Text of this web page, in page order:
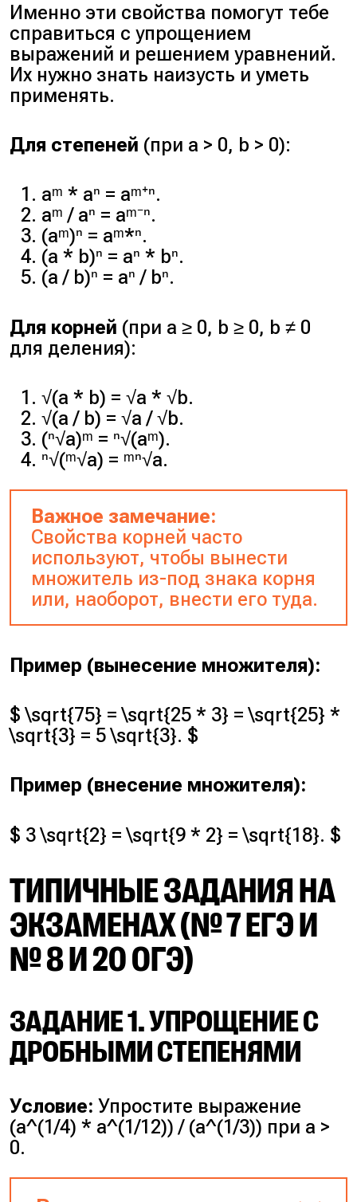
Именно эти свойства помогут тебе
справиться с упрощением
выражений и решением уравнений.
Их нужно знать наизусть и уметь
применять.
Для степеней (при a > 0, b > 0):
aᵐ * aⁿ = aᵐ⁺ⁿ.
aᵐ / aⁿ = aᵐ⁻ⁿ.
(aᵐ)ⁿ = aᵐ*ⁿ.
(a * b)ⁿ = aⁿ * bⁿ.
(a / b)ⁿ = aⁿ / bⁿ.
Для корней (при a ≥ 0, b ≥ 0, b ≠ 0
для деления):
√(a * b) = √a * √b.
√(a / b) = √a / √b.
(ⁿ√a)ᵐ = ⁿ√(aᵐ).
ⁿ√(ᵐ√a) = ᵐⁿ√a.
Важное замечание:
Свойства корней часто
используют, чтобы вынести
множитель из-под знака корня
или, наоборот, внести его туда.
Пример (вынесение множителя):
$ \sqrt{75} = \sqrt{25 * 3} = \sqrt{25} *
\sqrt{3} = 5 \sqrt{3}. $
Пример (внесение множителя):
$ 3 \sqrt{2} = \sqrt{9 * 2} = \sqrt{18}. $
ТИПИЧНЫЕ ЗАДАНИЯ НА
ЭКЗАМЕНАХ (№ 7 ЕГЭ И
№ 8 И 20 ОГЭ)
ЗАДАНИЕ 1. УПРОЩЕНИЕ С
ДРОБНЫМИ СТЕПЕНЯМИ
Условие: Упростите выражение
(a^(1/4) * a^(1/12)) / (a^(1/3)) при a >
0.